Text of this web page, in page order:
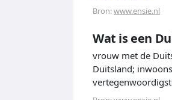
Bron:www.ensie.nl
Wat is een
vrouw met de
Duitsland;